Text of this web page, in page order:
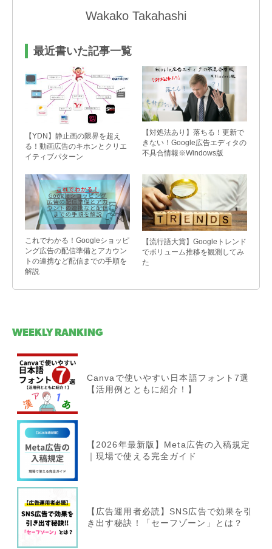
Wakako Takahashi
最近書いた記事一覧
【YDN】静止画の限界を超え
る！動画広告のキホンとクリエ
イティブパターン
【対処法あり】落ちる！更新で
きない！Google広告エディタの
不具合情報※Windows版
これでわかる！Googleショッピ
ング広告の配信準備とアカウン
トの連携など配信までの手順を
解説
【流行語大賞】Googleトレンド
でボリューム推移を観測してみ
た
WEEKLY RANKING
Canvaで使いやすい日本語フォント7選
【活用例とともに紹介！】
【2026年最新版】Meta広告の入稿規定
｜現場で使える完全ガイド
【広告運用者必読】SNS広告で効果を引
き出す秘訣！「セーフゾーン」とは？